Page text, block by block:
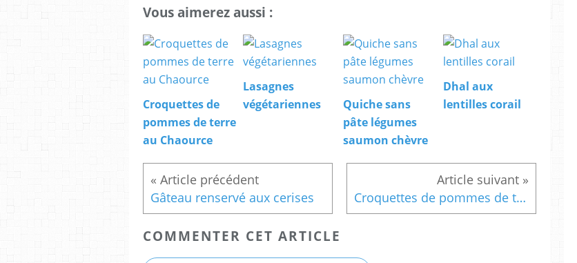
Vous aimerez aussi :
Croquettes de
pommes de terre
au Chaource
Lasagnes
végétariennes
Quiche sans
pâte légumes
saumon chèvre
Dhal aux
lentilles corail
Gâteau renservé aux cerises Croquettes de pommes de terre au Chaource
COMMENTER CET ARTICLE